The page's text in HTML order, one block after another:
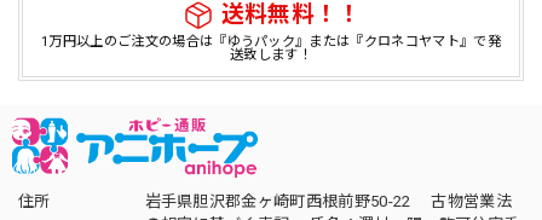
送料無料！！
1万円以上のご注文の場合は『ゆうパック』または『クロネコヤマト』で発
送致します！
住所
岩手県胆沢郡金ヶ崎町西根前野50-22 古物営業法